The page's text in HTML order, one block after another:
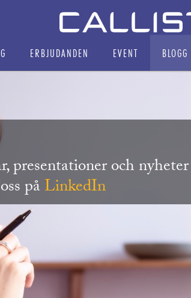
ERBJUDANDEN EVENT BLOGG
presentationer och
påLinkedIn